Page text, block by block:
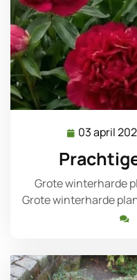
03 april
Grote winterharde
Grote winterharde